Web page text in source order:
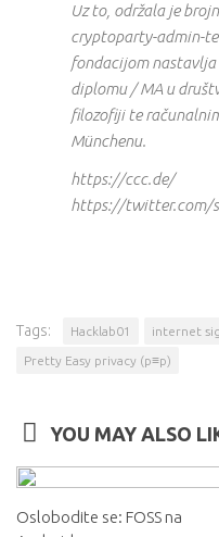
Uz to, održala je
cryptoparty-admin-
fondacijom
diplomu / MA u
filozofiji te
Münchenu.
https://ccc.de/
https://twitter.com/
Tags: Hacklab01 internet
Pretty Easy privacy (p≡p)
YOU MAY ALSO
Oslobodite se: FOSS na